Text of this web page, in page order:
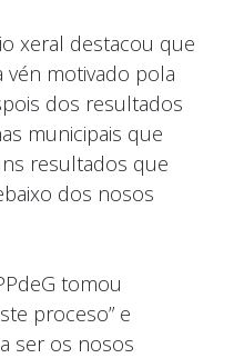
xeral destacou que
vén motivado pola
dos resultados
municipais que
resultados que
dos nosos
tomou
proceso” e
ser os nosos